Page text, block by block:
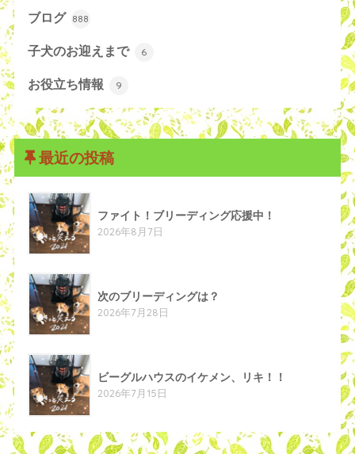
ブログ 888
子犬のお迎えまで 6
お役立ち情報 9
最近の投稿
ファイト！ブリーディング応援中！
2026年8月7日
次のブリーディングは？
2026年7月28日
ビーグルハウスのイケメン、リキ！！
2026年7月15日